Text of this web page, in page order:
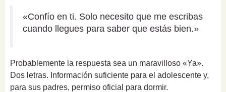
«Confío en ti. Solo necesito que me escribas
cuando llegues para saber que estás bien.»
Probablemente la respuesta sea un maravilloso «Ya».
Dos letras. Información suficiente para el adolescente y,
para sus padres, permiso oficial para dormir.